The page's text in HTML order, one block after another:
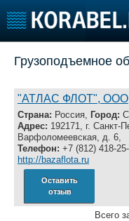
Пульс
Новости
Компании
Репутация
Работа
Крюинг
Журнал
Грузоподъемное
"АТЛАС ФЛОТ", ООО
Страна: Россия, Город:
Адрес: 192171, г. Санкт-
Варфоломеевская, д. 6,
Телефон: +7 (812) 418-
http://bazaflota.ru
Оставить
отзыв
Всего